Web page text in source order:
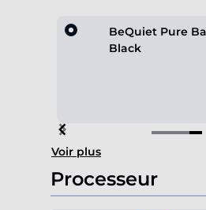
BeQuiet Pure
Black
Item
4
of
4
Voir plus
Processeur